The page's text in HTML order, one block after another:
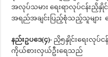
အလုပ်သမား ရေးရာလုပ်ငန်းညှိ
အရည်အချင်းပြည့်စုံသည့်သူများ
နည်းဥပဒေ(၄)- ညှိ၅နှိုင်းရေးလုပ်
ကိုယ်စားလှယ်ဦးရေသည်